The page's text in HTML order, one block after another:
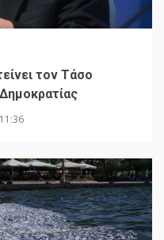
τον Τάσο